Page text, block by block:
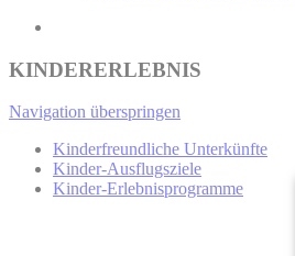
KINDERERLEBNIS
Navigation überspringen
Kinderfreundliche Unterkünfte
Kinder-Ausflugsziele
Kinder-Erlebnisprogramme